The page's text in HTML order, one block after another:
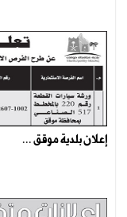
إعلان بلدية موقق ...